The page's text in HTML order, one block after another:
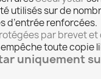
utilisés sur de
d’entrée renforcées.
par brevet et
toute copie
uniquement